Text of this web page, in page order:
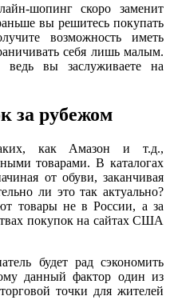
шопинг скоро заменит
вы решитесь покупать
возможность иметь
себя лишь малым.
вы заслуживаете на
за рубежом
как Амазон и т.д.,
товарами. В каталогах
от обуви, заканчивая
ли это так актуально?
товары не в России, а за
покупок на сайтах США
будет рад сэкономить
данный фактор один из
точки для жителей